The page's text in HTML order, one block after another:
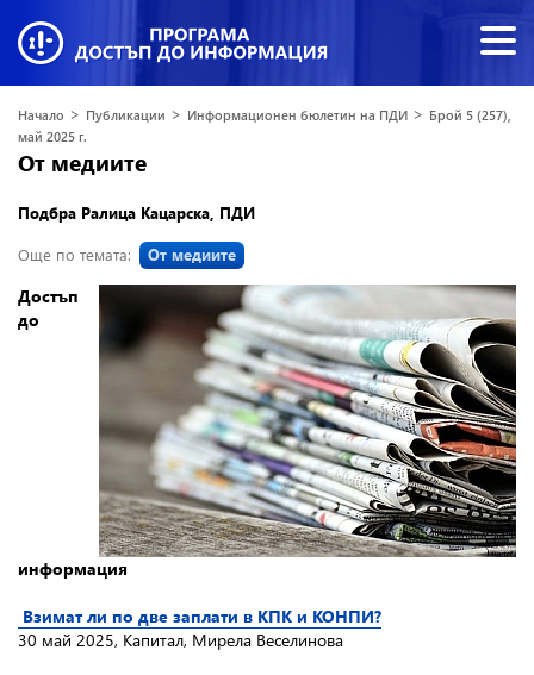
Начало > Публикации > Информационен бюлетин на ПДИ > Брой 5 (257),
май 2025 г.
От медиите
Подбра Ралица Кацарска, ПДИ
Още по темата: От медиите
Достъп
до
информация
Взимат ли по две заплати в КПК и КОНПИ?
30 май 2025, Капитал, Мирела Веселинова